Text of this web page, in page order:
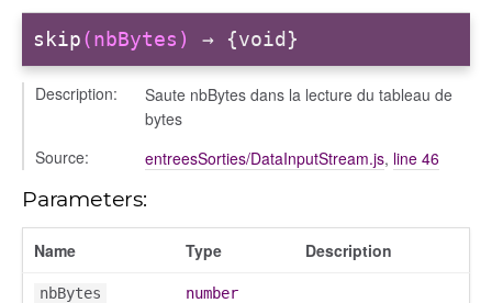
skip(nbBytes) → {void}
Description:
Saute nbBytes dans la lecture du tableau de
bytes
Source:
entreesSorties/DataInputStream.js, line 46
Parameters:
Name Type Description
nbBytes number